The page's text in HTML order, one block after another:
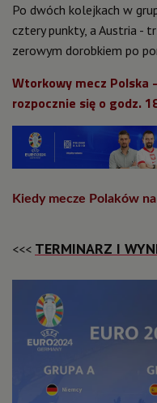
Po dwóch kolejkach w
cztery punkty, a Austria -
zerowym dorobkiem po
Wtorkowy mecz Polska
rozpocznie się o godz.
Kiedy mecze Polaków
<<< TERMINARZ I